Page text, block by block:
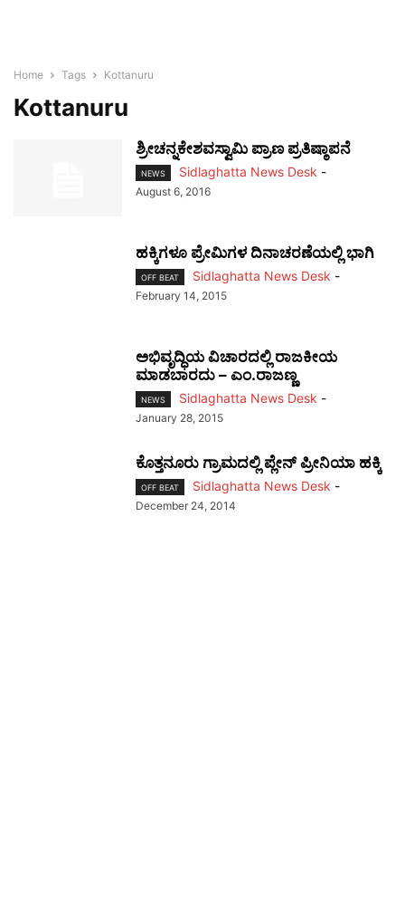
Home Tags Kottanuru
Kottanuru
ಶ್ರೀಚನ್ನಕೇಶವಸ್ವಾಮಿ ಪ್ರಾಣ ಪ್ರತಿಷ್ಠಾಪನೆ
NEWS Sidlaghatta News Desk -
August 6, 2016
ಹಕ್ಕಿಗಳೂ ಪ್ರೇಮಿಗಳ ದಿನಾಚರಣೆಯಲ್ಲಿ ಭಾಗಿ
OFF BEAT Sidlaghatta News Desk -
February 14, 2015
ಅಭಿವೃದ್ಧಿಯ ವಿಚಾರದಲ್ಲಿ ರಾಜಕೀಯ
ಮಾಡಬಾರದು – ಎಂ.ರಾಜಣ್ಣ
NEWS Sidlaghatta News Desk -
January 28, 2015
ಕೊತ್ತನೂರು ಗ್ರಾಮದಲ್ಲಿ ಪ್ಲೇನ್ ಪ್ರೀನಿಯಾ ಹಕ್ಕಿ
OFF BEAT Sidlaghatta News Desk -
December 24, 2014